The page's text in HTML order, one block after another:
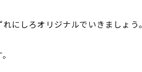
にしろオリジナルでいきましょう。